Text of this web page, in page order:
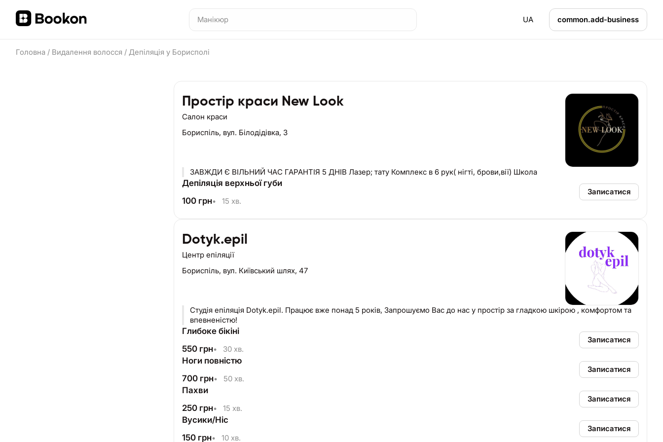
UA common.add-business
Головна / Видалення волосся / Депіляція у Борисполі
Простір краси New Look
Салон краси
Бориспіль, вул. Білодідівка, 3
ЗАВЖДИ Є ВІЛЬНИЙ ЧАС ГАРАНТІЯ 5 ДНІВ Лазер; тату Комплекс в 6 рук( нігті, брови,вії) Школа
Депіляція верхньої губи
100 грн• 15 хв.
Записатися
Dotyk.epil
Центр епіляції
Бориспіль, вул. Київський шлях, 47
Студія епіляція Dotyk.epil. Працює вже понад 5 років, Запрошуємо Вас до нас у простір за гладкою шкірою , комфортом та
впевненістю!
Глибоке бікіні
550 грн• 30 хв.
Записатися
Ноги повністю
700 грн• 50 хв.
Записатися
Пахви
250 грн• 15 хв.
Записатися
Вусики/Ніс
150 грн• 10 хв.
Записатися